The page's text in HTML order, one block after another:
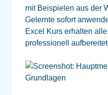
mit Beispielen aus der
Gelernte sofort
Excel Kurs erhalten
professionell